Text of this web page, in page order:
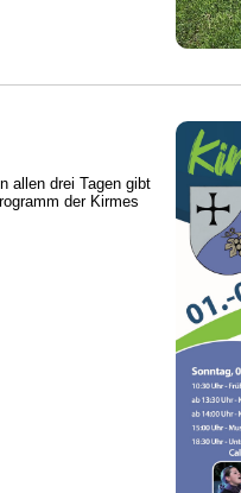
allen drei Tagen gibt
der Kirmes